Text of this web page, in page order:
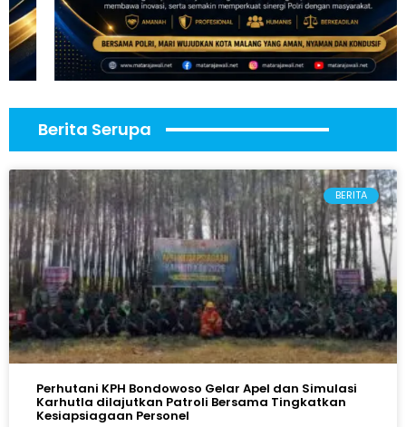
Berita Serupa
BERITA
Perhutani KPH Bondowoso Gelar Apel dan Simulasi
Karhutla dilajutkan Patroli Bersama Tingkatkan
Kesiapsiagaan Personel